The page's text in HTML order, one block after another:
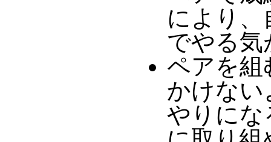
により、
でやる気
ペアを組
かけない
やりにな